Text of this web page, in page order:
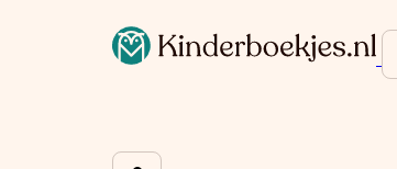
Op de hoogte blijven van onze acties?
Wat is je voornaam?